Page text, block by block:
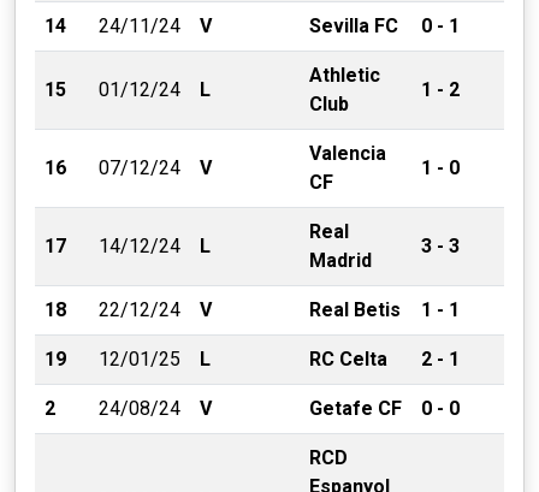
14 24/11/24 V Sevilla FC 0 - 1
15 01/12/24 L
Athletic
Club
1 - 2
16 07/12/24 V
Valencia
CF
1 - 0
17 14/12/24 L
Real
Madrid
3 - 3
18 22/12/24 V Real Betis 1 - 1
19 12/01/25 L RC Celta 2 - 1
2 24/08/24 V Getafe CF 0 - 0
RCD
Espanyol